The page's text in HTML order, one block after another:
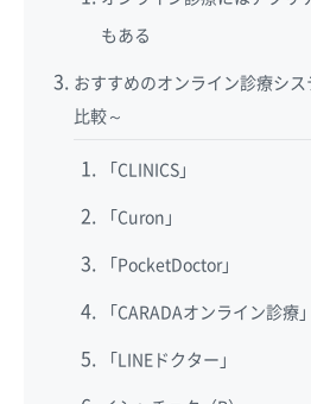
もある
おすすめのオンライン診療シ
比較～
「CLINICS」
「Curon」
「PocketDoctor」
「CARADAオンライン診療」
「LINEドクター」